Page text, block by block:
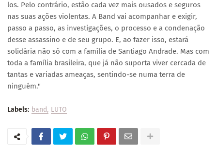
los. Pelo contrário, estão cada vez mais ousados e seguros
nas suas ações violentas. A Band vai acompanhar e exigir,
passo a passo, as investigações, o processo e a condenação
desse assassino e de seu grupo. E, ao fazer isso, estará
solidária não só com a família de Santiago Andrade. Mas com
toda a família brasileira, que já não suporta viver cercada de
tantas e variadas ameaças, sentindo-se numa terra de
ninguém."
Labels: band LUTO